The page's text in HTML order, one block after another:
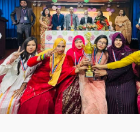
গৌরবের মুহূর্ত
গৌরবের মুহূর্ত